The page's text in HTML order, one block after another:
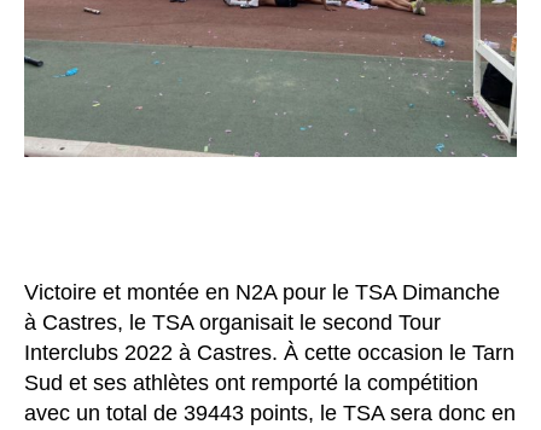
Victoire et montée en N2A pour le TSA Dimanche
à Castres, le TSA organisait le second Tour
Interclubs 2022 à Castres. À cette occasion le Tarn
Sud et ses athlètes ont remporté la compétition
avec un total de 39443 points, le TSA sera donc en